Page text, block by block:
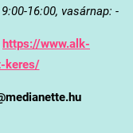
16:00, vasárnap: -
https://www.alk-
keres/